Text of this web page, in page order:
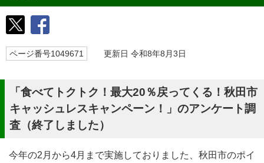
ページ番号1049671 更新日 令和8年8月3日
「食べてトクトク！最大20％戻ってくる！秋田市
キャッシュレスキャンペーン！」のアンケート調
査（終了しました）
今年の2月から4月まで実施しておりました、秋田市のポイ